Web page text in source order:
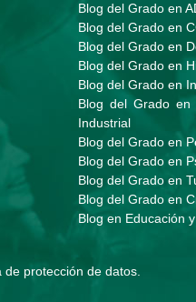
Blog del Grado en
Blog del Grado en
Blog del Grado en
Blog del Grado en
Blog del Grado en
Blog del Grado en
Industrial
Blog del Grado en
Blog del Grado en
Blog del Grado en
Blog del Grado en
Blog en Educación
de protección de datos.